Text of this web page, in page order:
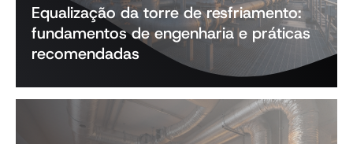
Equalização da torre de resfriamento:
fundamentos de engenharia e práticas
recomendadas